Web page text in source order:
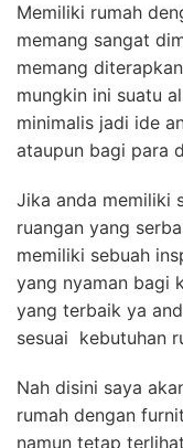
Memiliki rumah
memang sangat
memang
mungkin ini suatu
minimalis jadi ide
ataupun bagi para
Jika anda memiliki
ruangan yang
memiliki sebuah
yang nyaman bagi
yang terbaik ya
sesuai kebutuhan
Nah disini saya
rumah dengan
namun tetap